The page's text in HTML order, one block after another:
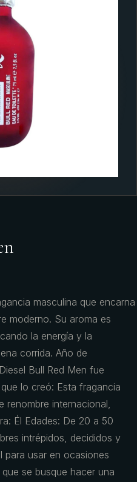
masculina que encarna
moderno. Su aroma es
la energía y la
corrida. Año de
Bull Red Men fue
lo creó: Esta fragancia
renombre internacional,
Él Edades: De 20 a 50
intrépidos, decididos y
para usar en ocasiones
se busque hacer una